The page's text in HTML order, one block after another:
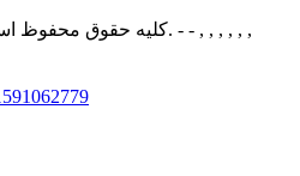
© Copyright - 2019-2022: کلیه حقوق محفوظ است. - - , , , , , ,